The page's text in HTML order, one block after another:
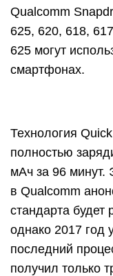
Qualcomm
625, 620, 618,
625 могут
смартфонах.
Технология
полностью
мАч за 96 минут.
в Qualcomm
стандарта будет
однако 2017 год
последний
получил только